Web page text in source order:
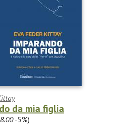
da mia figlia
-5%)